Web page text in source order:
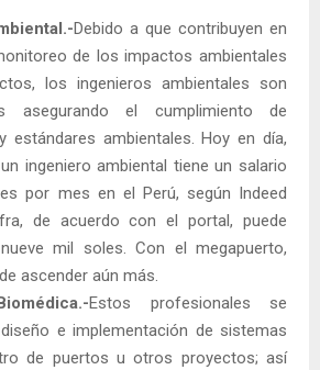
Debido a que contribuyen en
de los impactos ambientales
los ingenieros ambientales son
asegurando el cumplimiento de
estándares ambientales. Hoy en día,
ingeniero ambiental tiene un salario
por mes en el Perú, según Indeed
de acuerdo con el portal, puede
mil soles. Con el megapuerto,
ascender aún más.
Estos profesionales se
e implementación de sistemas
de puertos u otros proyectos; así